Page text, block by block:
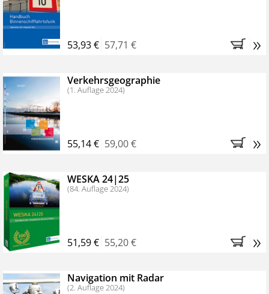
53,93 € 57,71 € »
Verkehrsgeographie
(1. Auflage 2024)
55,14 € 59,00 € »
WESKA 24|25
(84. Auflage 2024)
51,59 € 55,20 € »
Navigation mit Radar
(2. Auflage 2024)